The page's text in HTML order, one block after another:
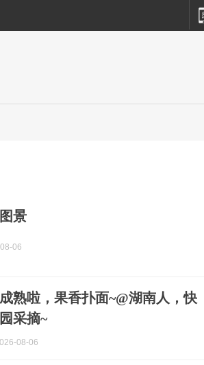
景
06
熟啦，果香扑面~@湖南人，快
采摘~
08-06